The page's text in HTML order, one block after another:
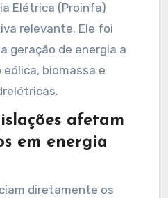
Elétrica (Proinfa)
relevante. Ele foi
geração de energia a
biomassa e
afetam
em energia
diretamente os